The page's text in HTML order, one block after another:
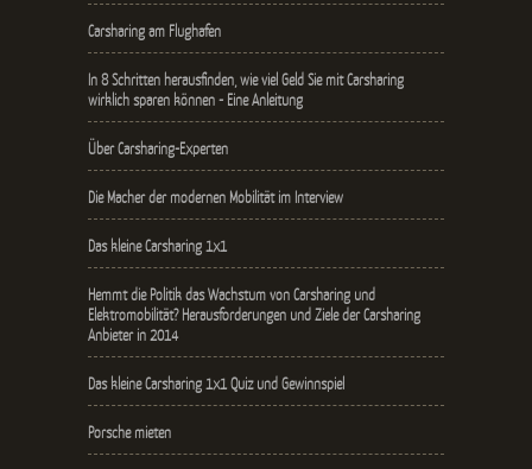
Carsharing am Flughafen
In 8 Schritten herausfinden, wie viel Geld Sie mit Carsharing
wirklich sparen können - Eine Anleitung
Über Carsharing-Experten
Die Macher der modernen Mobilität im Interview
Das kleine Carsharing 1x1
Hemmt die Politik das Wachstum von Carsharing und
Elektromobilität? Herausforderungen und Ziele der Carsharing
Anbieter in 2014
Das kleine Carsharing 1x1 Quiz und Gewinnspiel
Porsche mieten